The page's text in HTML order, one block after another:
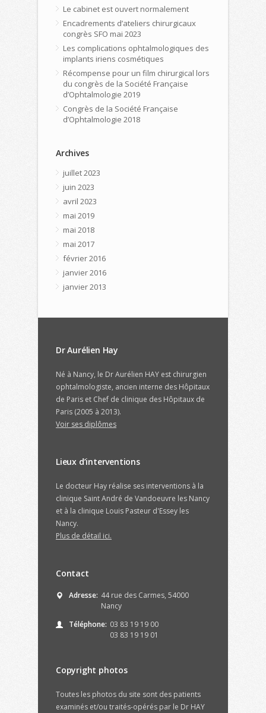
Le cabinet est ouvert normalement
Encadrements d’ateliers chirurgicaux
congrès SFO mai 2023
Les complications ophtalmologiques des
implants iriens cosmétiques
Récompense pour un film chirurgical lors
du congrès de la Société Française
d’Ophtalmologie 2019
Congrès de la Société Française
d’Ophtalmologie 2018
Archives
juillet 2023
juin 2023
avril 2023
mai 2019
mai 2018
mai 2017
février 2016
janvier 2016
janvier 2013
Dr Aurélien Hay
Né à Nancy, le Dr Aurélien HAY est chirurgien
ophtalmologiste, ancien interne des Hôpitaux
de Paris et Chef de clinique des Hôpitaux de
Paris (2005 à 2013).
Voir ses diplômes
Lieux d’interventions
Le docteur Hay réalise ses interventions à la
clinique Saint André de Vandoeuvre les Nancy
et à la clinique Louis Pasteur d'Essey les
Nancy.
Plus de détail ici.
Contact
Adresse: 44 rue des Carmes, 54000
Nancy
Téléphone: 03 83 19 19 00
03 83 19 19 01
Copyright photos
Toutes les photos du site sont des patients
examinés et/ou traités-opérés par le Dr HAY